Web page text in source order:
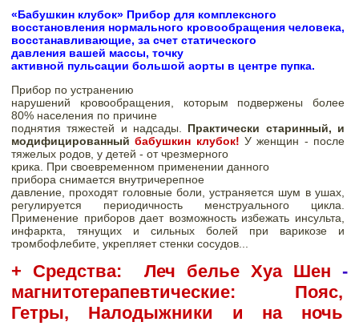
«Бабушкин клубок» Прибор для комплексного
восстановления нормального кровообращения человека,
восстанавливающие, за счет статического
давления вашей массы, точку
активной пульсации большой аорты в центре пупка.
Прибор по устранению
нарушений кровообращения, которым подвержены более
80% населения по причине
поднятия тяжестей и надсады. Практически старинный, и
модифицированный бабушкин клубок! У женщин - после
тяжелых родов, у детей - от чрезмерного
крика. При своевременном применении данного
прибора снимается внутричерепное
давление, проходят головные боли, устраняется шум в ушах,
регулируется периодичность менструального цикла.
Применение приборов дает возможность избежать инсульта,
инфаркта, тянущих и сильных болей при варикозе и
тромбофлебите, укрепляет стенки сосудов...
+ Средства:  Леч белье Хуа Шен -
магнитотерапевтические: Пояс,
Гетры, Налодыжники и на ночь